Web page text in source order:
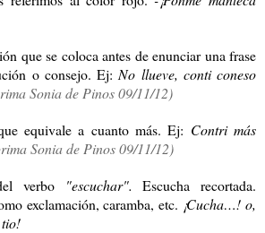
que se coloca antes de enunciar una frase
o consejo. Ej: No llueve, conti coneso
Sonia de Pinos 09/11/12)
equivale a cuanto más. Ej: Contri más
Sonia de Pinos 09/11/12)
verbo "escuchar". Escucha recortada.
exclamación, caramba, etc. ¡Cucha…! o,
tio!